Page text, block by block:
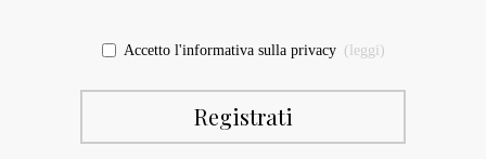
Accetto l'informativa sulla privacy (leggi)